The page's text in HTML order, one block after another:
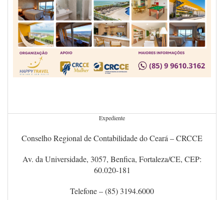
Expediente
Conselho Regional de Contabilidade do Ceará – CRCCE
Av. da Universidade, 3057, Benfica, Fortaleza/CE, CEP:
60.020-181
Telefone – (85) 3194.6000